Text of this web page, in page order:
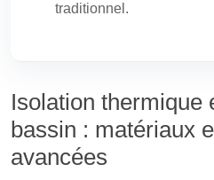
traditionnel.
Isolation thermique
bassin : matériaux
avancées